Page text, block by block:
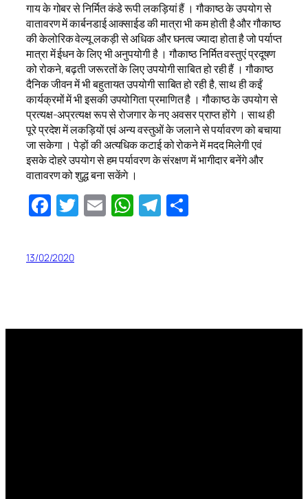
गाय के गोबर से निर्मित कंडे रूपी लकड़ियां हैं । गौकाष्ठ के उपयोग से
वातावरण में कार्बनडाई आक्साईड की मात्रा भी कम होती है और गौकाष्ठ
की केलोरिक वेल्यू लकड़ी से अधिक और घनत्व ज्यादा होता है जो पर्याप्त
मात्रा में ईधन के लिए भी अनुपयोगी है । गौकाष्ठ निर्मित वस्तुएं प्रदूषण
को रोकने, बढ़ती जरूरतों के लिए उपयोगी साबित हो रही हैं । गौकाष्ठ
दैनिक जीवन में भी बहुतायत उपयोगी साबित हो रही है, साथ ही कईं
कार्यक्रमों में भी इसकी उपयोगिता प्रमाणित है । गौकाष्ठ के उपयोग से
प्रत्यक्ष-अप्रत्यक्ष रूप से रोजगार के नए अवसर प्राप्त होंगे । साथ ही
पूरे प्रदेश में लकड़ियों एवं अन्य वस्तुओं के जलाने से पर्यावरण को बचाया
जा सकेगा । पेड़ों की अत्यधिक कटाई को रोकने में मदद मिलेगी एवं
इसके दोहरे उपयोग से हम पर्यावरण के संरक्षण में भागीदार बनेंगे और
वातावरण को शुद्ध बना सकेंगे ।
Facebook
Twitter
EmailWhatsApp
Telegram
13/02/2020